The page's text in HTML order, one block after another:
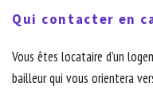
Qui contacter en
Vous êtes locataire d’un
bailleur qui vous orientera